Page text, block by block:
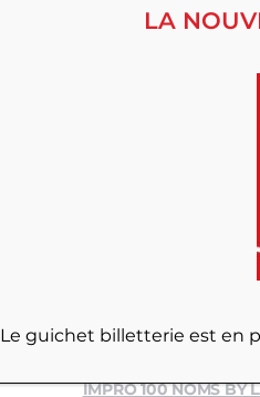
IMPRO 100 NOMS BY
IMPRO 100 NOMS BY
IMPRO 100 NOMS BY
LA
Le guichet billetterie est en